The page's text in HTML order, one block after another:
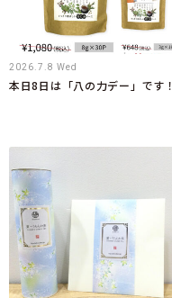
2026.7.8 Wed
本日8日は「八の力デー」です！